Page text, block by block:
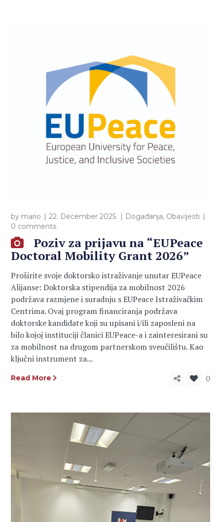
by mario 22. December 2025. Događanja, Obavijesti
0 comments
Poziv za prijavu na “EUPeace
Doctoral Mobility Grant 2026”
Proširite svoje doktorsko istraživanje unutar EUPeace
Alijanse: Doktorska stipendija za mobilnost 2026
podržava razmjene i suradnju s EUPeace Istraživačkim
Centrima. Ovaj program financiranja podržava
doktorske kandidate koji su upisani i/ili zaposleni na
bilo kojoj instituciji članici EUPeace-a i zainteresirani su
za mobilnost na drugom partnerskom sveučilištu. Kao
ključni instrument za...
Read More 0